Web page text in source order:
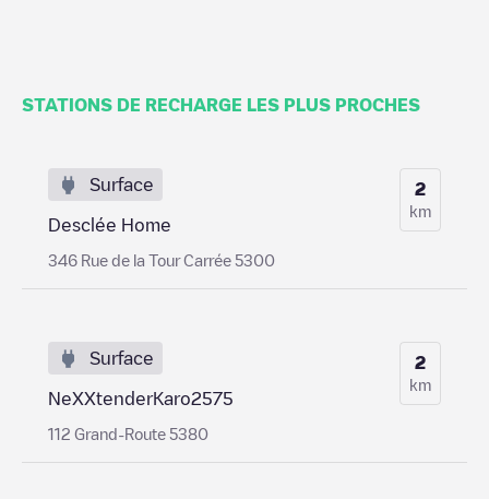
STATIONS DE RECHARGE LES PLUS PROCHES
Surface
Desclée Home
346 Rue de la Tour Carrée 5300
2
km
Surface
NeXXtenderKaro2575
112 Grand-Route 5380
2
km